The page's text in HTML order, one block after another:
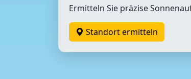
Ermitteln Sie präzise
Standort ermitteln